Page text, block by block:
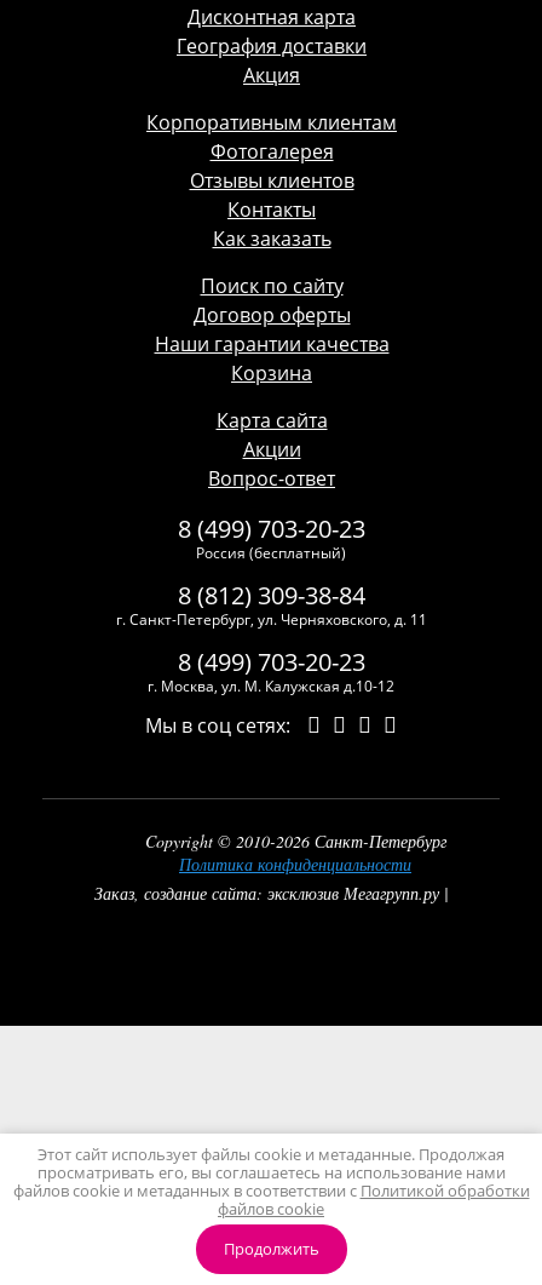
Дисконтная карта
География доставки
Акция
Корпоративным клиентам
Фотогалерея
Отзывы клиентов
Контакты
Как заказать
Поиск по сайту
Договор оферты
Наши гарантии качества
Корзина
Карта сайта
Акции
Вопрос-ответ
8 (499) 703-20-23
Россия (бесплатный)
8 (812) 309-38-84
г. Санкт-Петербург, ул. Черняховского, д. 11
8 (499) 703-20-23
г. Москва, ул. М. Калужская д.10-12
Мы в соц сетях:
Copyright © 2010-2026 Санкт-Петербург
Политика конфиденциальности
Заказ, создание сайта: эксклюзив Мегагрупп.ру |
Этот сайт использует файлы cookie и метаданные. Продолжая
просматривать его, вы соглашаетесь на использование нами
файлов cookie и метаданных в соответствии с Политикой обработки
файлов cookie
Продолжить